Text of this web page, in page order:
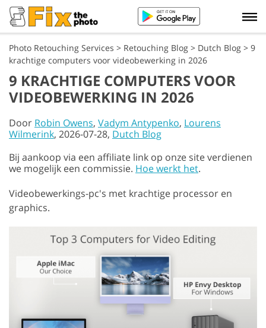
Photo Retouching Services > Retouching Blog > Dutch Blog > 9
krachtige computers voor videobewerking in 2026
9 KRACHTIGE COMPUTERS VOOR
VIDEOBEWERKING IN 2026
Door Robin Owens, Vadym Antypenko, Lourens
Wilmerink, 2026-07-28, Dutch Blog
Bij aankoop via een affiliate link op onze site verdienen
we mogelijk een commissie. Hoe werkt het.
Videobewerkings-pc's met krachtige processor en
graphics.